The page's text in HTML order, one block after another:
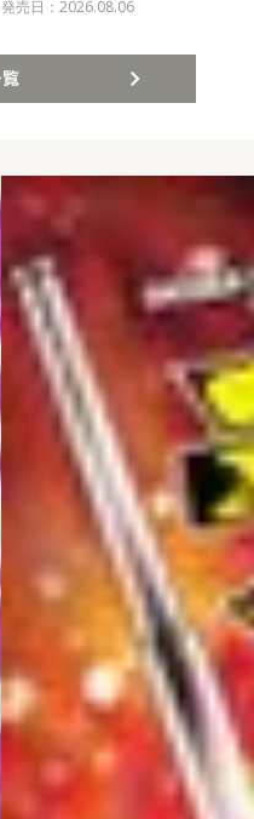
発売日：2026.08.06